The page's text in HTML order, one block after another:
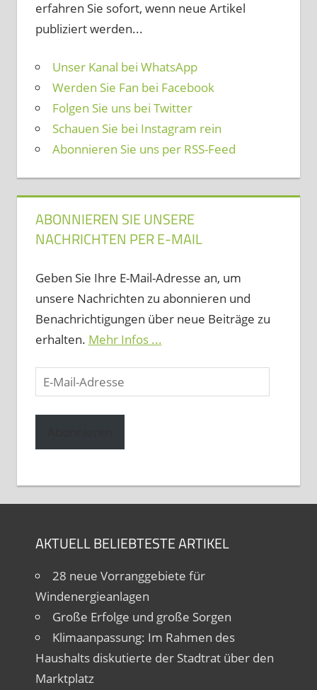
erfahren Sie sofort, wenn neue Artikel
publiziert werden...
Unser Kanal bei WhatsApp
Werden Sie Fan bei Facebook
Folgen Sie uns bei Twitter
Schauen Sie bei Instagram rein
Abonnieren Sie uns per RSS-Feed
ABONNIEREN SIE UNSERE
NACHRICHTEN PER E-MAIL
Geben Sie Ihre E-Mail-Adresse an, um
unsere Nachrichten zu abonnieren und
Benachrichtigungen über neue Beiträge zu
erhalten. Mehr Infos ...
E-
Mail-
Adresse
AKTUELL BELIEBTESTE ARTIKEL
28 neue Vorranggebiete für
Windenergieanlagen
Große Erfolge und große Sorgen
Klimaanpassung: Im Rahmen des
Haushalts diskutierte der Stadtrat über den
Marktplatz